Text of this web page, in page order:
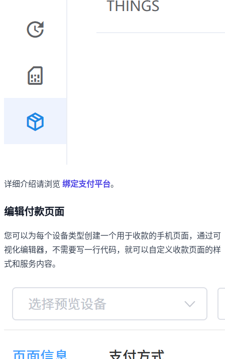
详细介绍请浏览 绑定支付平台。
编辑付款页面
您可以为每个设备类型创建一个用于收款的手机页面，通过可
视化编辑器，不需要写一行代码，就可以自定义收款页面的样
式和服务内容。